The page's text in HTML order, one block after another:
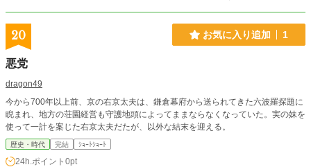
20 お気に入り追加 1
悪党
dragon49
今から700年以上前、京の右京太夫は、鎌倉幕府から送られてきた六波羅探題に
睨まれ、地方の荘園経営も守護地頭によってままならなくなっていた。実の妹を
使って一計を案じた右京太夫だたが、以外な結末を迎える。
歴史・時代 完結 ｼｮｰﾄｼｮｰﾄ
24h.ポイント 0pt